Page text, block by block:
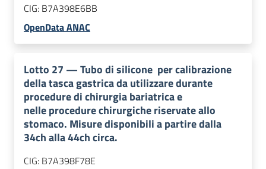
CIG: B7A398E6BB
OpenData ANAC
Lotto 27 —Tubo di silicone per calibrazione
della tasca gastrica da utilizzare durante
procedure di chirurgia bariatrica e
nelle procedure chirurgiche riservate allo
stomaco. Misure disponibili a partire dalla
34ch alla 44ch circa.
CIG: B7A398F78E